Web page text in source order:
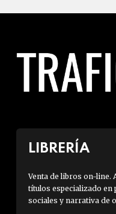
LIBRERÍA
Venta de libros on-line.
títulos especializado
sociales y narrativa de